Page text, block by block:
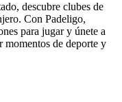
descubre clubes de
Con Padeligo,
para jugar y únete a
momentos de deporte y